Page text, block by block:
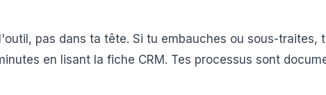
pas dans ta tête. Si tu embauches ou sous-traites,
en lisant la fiche CRM. Tes processus sont